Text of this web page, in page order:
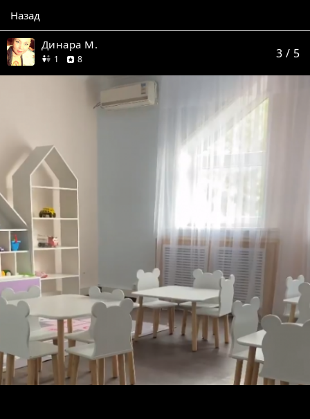
Назад
Динара М.
1 друг 8отзывов 3 / 5